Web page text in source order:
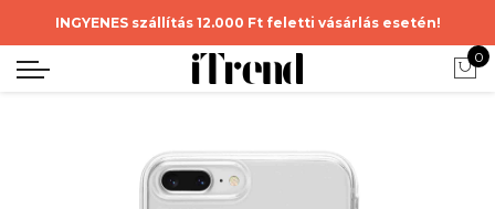
INGYENES szállítás 12.000 Ft feletti vásárlás esetén!
0